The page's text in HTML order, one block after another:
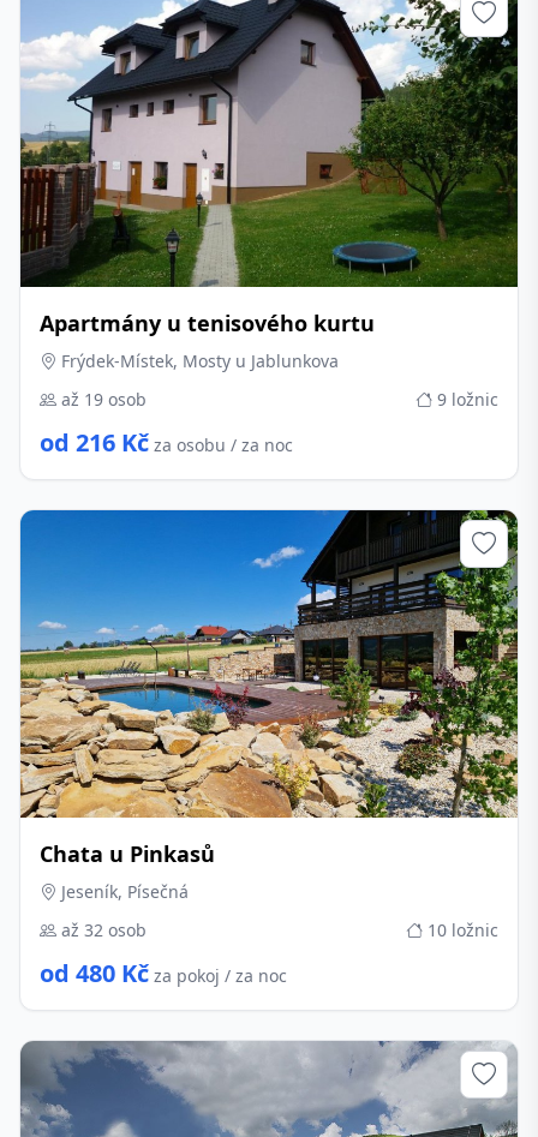
Apartmány u tenisového kurtu
Frýdek-Místek, Mosty u Jablunkova
až 19 osob
9 ložnic
od 216 Kč za osobu / za noc
Chata u Pinkasů
Jeseník, Písečná
až 32 osob
10 ložnic
od 480 Kč za pokoj / za noc